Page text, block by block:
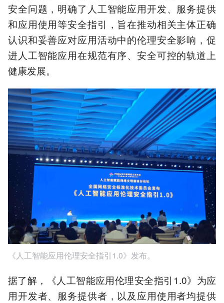
安全问题，明确了人工智能应用开发、服务提供
和应用使用等安全指引，旨在推动相关主体正确
认识和妥善应对应用活动中的伦理安全影响，促
进人工智能应用在规范有序、安全可控的轨道上
健康发展。
《人工智能应用伦理安全指引1.0》发布。
据了解，《人工智能应用伦理安全指引1.0》为应
用开发者、服务提供者，以及应用使用者均提供